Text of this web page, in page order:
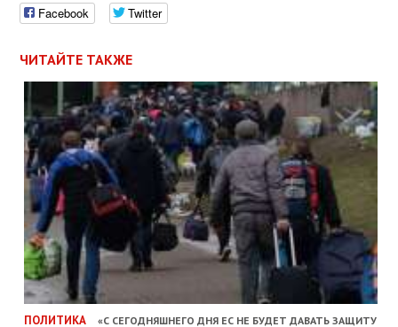
Facebook Twitter
ЧИТАЙТЕ ТАКЖЕ
ПОЛИТИКА
«С СЕГОДНЯШНЕГО ДНЯ ЕС НЕ БУДЕТ ДАВАТЬ ЗАЩИТУ